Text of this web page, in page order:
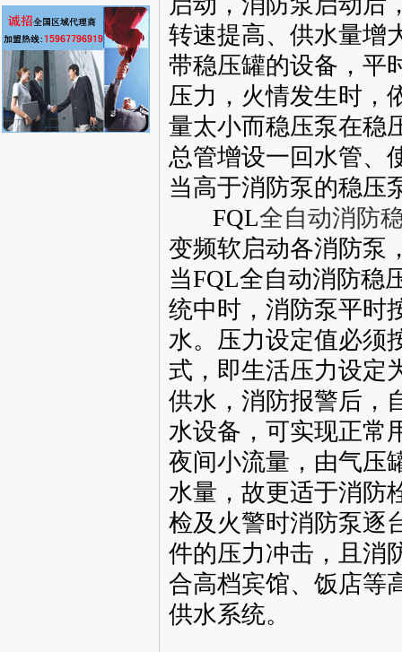
转速提高、供水量增
带稳压罐的设备，平
压力，火情发生时，
量太小而稳压泵在稳
总管增设一回水管、
当高于消防泵的稳压
FQL全自动消防
变频软启动各消防泵
当FQL全自动消防稳
统中时，消防泵平时
水。压力设定值必须
式，即生活压力设定
供水，消防报警后，
水设备，可实现正常
夜间小流量，由气压
水量，故更适于消防
检及火警时消防泵逐
件的压力冲击，且消
合高档宾馆、饭店等
供水系统。